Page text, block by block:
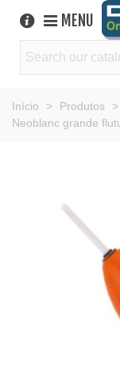
MENU
Início > Produtos >
Neoblanc grande